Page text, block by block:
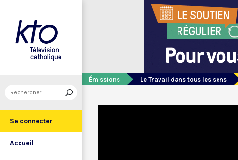
Se connecter
Accueil
Émissions Le Travail dans tous les sens